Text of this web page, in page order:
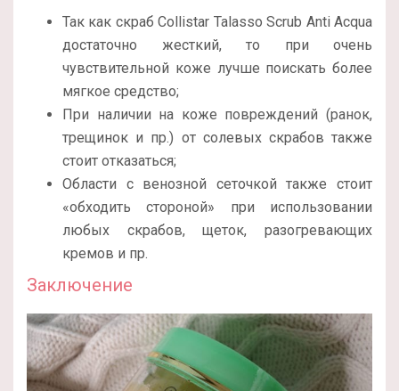
Так как скраб Collistar Talasso Scrub Anti Acqua
достаточно жесткий, то при очень
чувствительной коже лучше поискать более
мягкое средство;
При наличии на коже повреждений (ранок,
трещинок и пр.) от солевых скрабов также
стоит отказаться;
Области с венозной сеточкой также стоит
«обходить стороной» при использовании
любых скрабов, щеток, разогревающих
кремов и пр.
Заключение